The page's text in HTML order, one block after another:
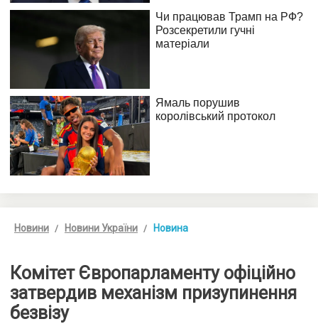
Новини Новини України Новина
Комітет Європарламенту офіційно
затвердив механізм призупинення
безвізу